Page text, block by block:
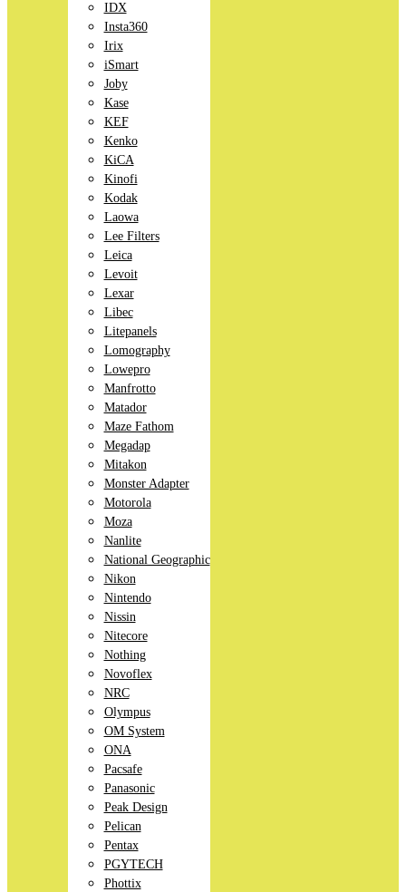
IDX
Insta360
Irix
iSmart
Joby
Kase
KEF
Kenko
KiCA
Kinofi
Kodak
Laowa
Lee Filters
Leica
Levoit
Lexar
Libec
Litepanels
Lomography
Lowepro
Manfrotto
Matador
Maze Fathom
Megadap
Mitakon
Monster Adapter
Motorola
Moza
Nanlite
National Geographic
Nikon
Nintendo
Nissin
Nitecore
Nothing
Novoflex
NRC
Olympus
OM System
ONA
Pacsafe
Panasonic
Peak Design
Pelican
Pentax
PGYTECH
Phottix